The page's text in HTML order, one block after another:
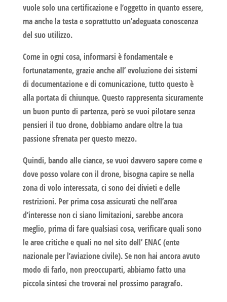
vuole solo una certificazione e l’oggetto in quanto essere,
ma anche la testa e soprattutto un’adeguata conoscenza
del suo utilizzo.
Come in ogni cosa, informarsi è fondamentale e
fortunatamente, grazie anche all’ evoluzione dei sistemi
di documentazione e di comunicazione, tutto questo è
alla portata di chiunque. Questo rappresenta sicuramente
un buon punto di partenza, però se vuoi pilotare senza
pensieri il tuo drone, dobbiamo andare oltre la tua
passione sfrenata per questo mezzo.
Quindi, bando alle ciance, se vuoi davvero sapere come e
dove posso volare con il drone, bisogna capire se nella
zona di volo interessata, ci sono dei divieti e delle
restrizioni. Per prima cosa assicurati che nell’area
d’interesse non ci siano limitazioni, sarebbe ancora
meglio, prima di fare qualsiasi cosa, verificare quali sono
le aree critiche e quali no nel sito dell’ ENAC (ente
nazionale per l’aviazione civile). Se non hai ancora avuto
modo di farlo, non preoccuparti, abbiamo fatto una
piccola sintesi che troverai nel prossimo paragrafo.